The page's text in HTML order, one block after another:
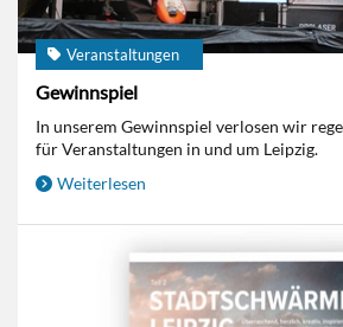
Veranstaltungen
Gewinnspiel
In unserem Gewinnspiel verlosen wir
für Veranstaltungen in und um Leipzig.
Weiterlesen